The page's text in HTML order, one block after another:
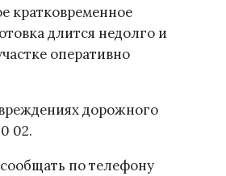
кратковременное
длится недолго и
оперативно
дорожного
02.
по телефону